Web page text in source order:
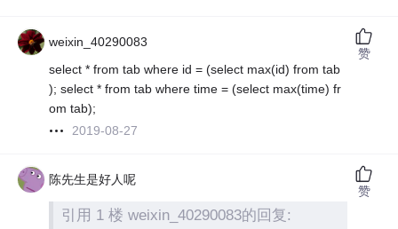
weixin_40290083
select * from tab where id = (select max(id) from tab
); select * from tab where time = (select max(time) fr
om tab);
2019-08-27
赞
陈先生是好人呢
引用 1 楼 weixin_40290083的回复:
赞